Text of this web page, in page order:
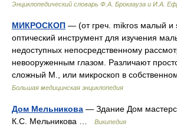
Энциклопедический словарь Ф.А. Брокгауза и И.А.
МИКРОСКОП — (от греч. mikros малый и
оптический инструмент для изучения
недоступных непосредственному
невооруженным глазом. Различают
сложный М., или микроскоп в
Большая медицинская энциклопедия
Дом Мельникова — Здание Дом
К.С. Мельникова …
Википедия